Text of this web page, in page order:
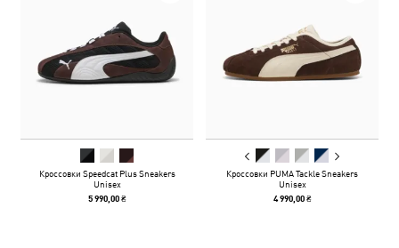
Кроссовки Speedcat Plus Sneakers
Unisex
5 990,00 ₴
Кроссовки PUMA Tackle Sneakers
Unisex
4 990,00 ₴